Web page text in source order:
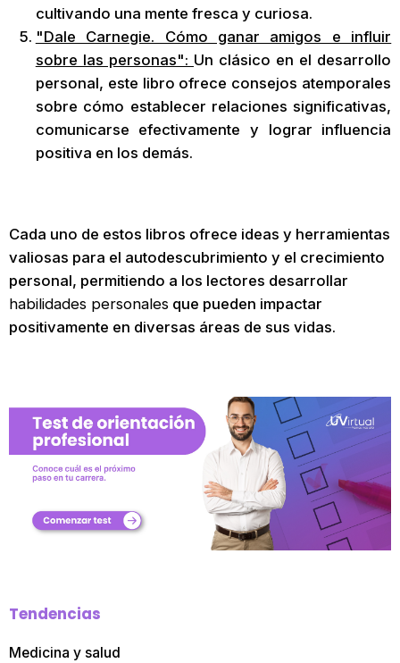
cultivando una mente fresca y curiosa.
"Dale Carnegie. Cómo ganar amigos e influir
sobre las personas": Un clásico en el desarrollo
personal, este libro ofrece consejos atemporales
sobre cómo establecer relaciones significativas,
comunicarse efectivamente y lograr influencia
positiva en los demás.
Cada uno de estos libros ofrece ideas y herramientas
valiosas para el autodescubrimiento y el crecimiento
personal, permitiendo a los lectores desarrollar
habilidades personalesque pueden impactar
positivamente en diversas áreas de sus vidas.
Tendencias
Medicina y salud